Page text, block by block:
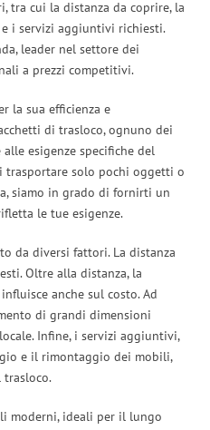
tra cui la distanza da coprire, la
i servizi aggiuntivi richiesti.
leader nel settore dei
a prezzi competitivi.
la sua efficienza e
di trasloco, ognuno dei
esigenze specifiche del
trasportare solo pochi oggetti o
siamo in grado di fornirti un
le tue esigenze.
da diversi fattori. La distanza
Oltre alla distanza, la
anche sul costo. Ad
di grandi dimensioni
Infine, i servizi aggiuntivi,
e il rimontaggio dei mobili,
trasloco.
moderni, ideali per il lungo